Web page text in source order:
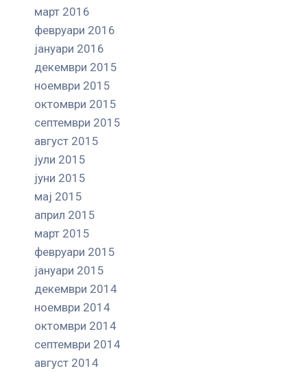
март 2016
февруари 2016
јануари 2016
декември 2015
ноември 2015
октомври 2015
септември 2015
август 2015
јули 2015
јуни 2015
мај 2015
април 2015
март 2015
февруари 2015
јануари 2015
декември 2014
ноември 2014
октомври 2014
септември 2014
август 2014